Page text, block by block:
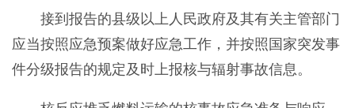
接到报告的县级以上人民政府及其有关主管部门
应当按照应急预案做好应急工作，并按照国家突发事
件分级报告的规定及时上报核与辐射事故信息。